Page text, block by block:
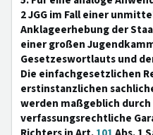
2 JGG im Fall einer
Anklageerhebung der
einer großen
Gesetzeswortlauts und
Die einfachgesetzlichen
erstinstanzlichen
werden maßgeblich durch
verfassungsrechtliche